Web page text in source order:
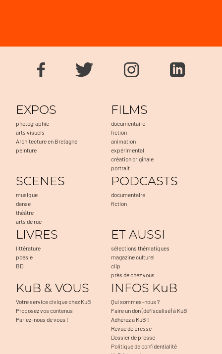
EXPOS
photographie
arts visuels
Architecture en Bretagne
peinture
FILMS
documentaire
fiction
animation
expérimental
création originale
portrait
SCENES
musique
danse
théâtre
arts de rue
PODCASTS
documentaire
fiction
LIVRES
littérature
poésie
BD
ET AUSSI
sélections thématiques
magazine culturel
clip
près de chez vous
KuB & VOUS
Votre service civique chez KuB
Proposez vos contenus
Parlez-nous de vous !
INFOS KuB
Qui sommes-nous ?
Faire un don (défiscalisé) à KuB
Adhérez à KuB !
Revue de presse
Dossier de presse
Politique de confidentialité